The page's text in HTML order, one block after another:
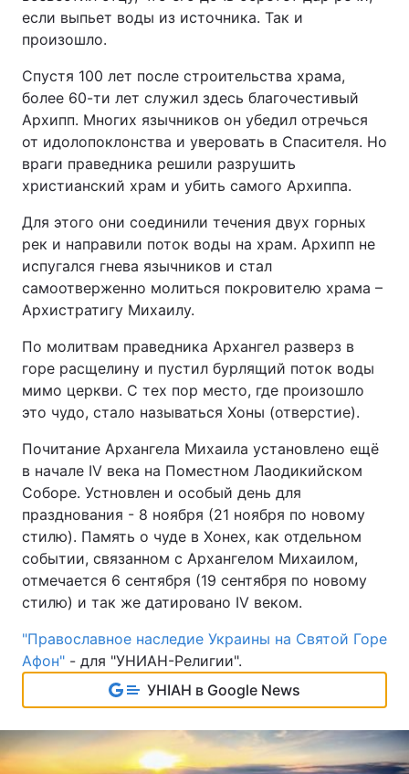
если выпьет воды из источника. Так и
произошло.
Спустя 100 лет после строительства храма,
более 60-ти лет служил здесь благочестивый
Архипп. Многих язычников он убедил отречься
от идолопоклонства и уверовать в Спасителя. Но
враги праведника решили разрушить
христианский храм и убить самого Архиппа.
Для этого они соединили течения двух горных
рек и направили поток воды на храм. Архипп не
испугался гнева язычников и стал
самоотверженно молиться покровителю храма –
Архистратигу Михаилу.
По молитвам праведника Архангел разверз в
горе расщелину и пустил бурлящий поток воды
мимо церкви. С тех пор место, где произошло
это чудо, стало называться Хоны (отверстие).
Почитание Архангела Михаила установлено ещё
в начале IV века на Поместном Лаодикийском
Соборе. Устновлен и особый день для
празднования - 8 ноября (21 ноября по новому
стилю). Память о чуде в Хонех, как отдельном
событии, связанном с Архангелом Михаилом,
отмечается 6 сентября (19 сентября по новому
стилю) и так же датировано IV веком.
"Православное наследие Украины на Святой Горе
Афон" - для "УНИАН-Религии".
УНІАН в Google News